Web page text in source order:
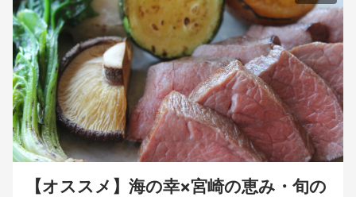
【オススメ】海の幸×宮崎の恵み・旬の